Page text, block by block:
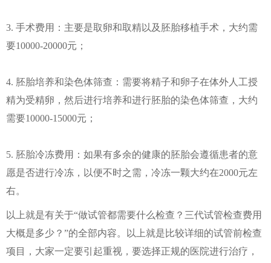
3. 手术费用：主要是取卵和取精以及胚胎移植手术，大约需
要10000-20000元；
4. 胚胎培养和染色体筛查：需要将精子和卵子在体外人工授
精为受精卵，然后进行培养和进行胚胎的染色体筛查，大约
需要10000-15000元；
5. 胚胎冷冻费用：如果有多余的健康的胚胎会遵循患者的意
愿是否进行冷冻，以便不时之需，冷冻一颗大约在2000元左
右。
以上就是有关于“做试管都需要什么检查？三代试管检查费用
大概是多少？”的全部内容。以上就是比较详细的试管前检查
项目，大家一定要引起重视，要选择正规的医院进行治疗，